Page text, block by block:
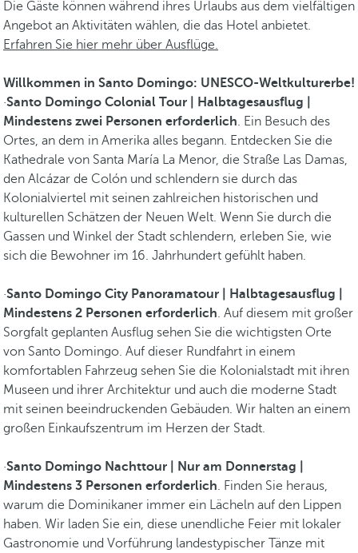
Die Gäste können während ihres Urlaubs aus dem vielfältigen
Angebot an Aktivitäten wählen, die das Hotel anbietet.
Erfahren Sie hier mehr über Ausflüge.
Willkommen in Santo Domingo: UNESCO-Weltkulturerbe!
·Santo Domingo Colonial Tour | Halbtagesausflug |
Mindestens zwei Personen erforderlich. Ein Besuch des
Ortes, an dem in Amerika alles begann. Entdecken Sie die
Kathedrale von Santa María La Menor, die Straße Las Damas,
den Alcázar de Colón und schlendern sie durch das
Kolonialviertel mit seinen zahlreichen historischen und
kulturellen Schätzen der Neuen Welt. Wenn Sie durch die
Gassen und Winkel der Stadt schlendern, erleben Sie, wie
sich die Bewohner im 16. Jahrhundert gefühlt haben.
·Santo Domingo City Panoramatour | Halbtagesausflug |
Mindestens 2 Personen erforderlich. Auf diesem mit großer
Sorgfalt geplanten Ausflug sehen Sie die wichtigsten Orte
von Santo Domingo. Auf dieser Rundfahrt in einem
komfortablen Fahrzeug sehen Sie die Kolonialstadt mit ihren
Museen und ihrer Architektur und auch die moderne Stadt
mit seinen beeindruckenden Gebäuden. Wir halten an einem
großen Einkaufszentrum im Herzen der Stadt.
·Santo Domingo Nachttour | Nur am Donnerstag |
Mindestens 3 Personen erforderlich. Finden Sie heraus,
warum die Dominikaner immer ein Lächeln auf den Lippen
haben. Wir laden Sie ein, diese unendliche Feier mit lokaler
Gastronomie und Vorführung landestypischer Tänze mit